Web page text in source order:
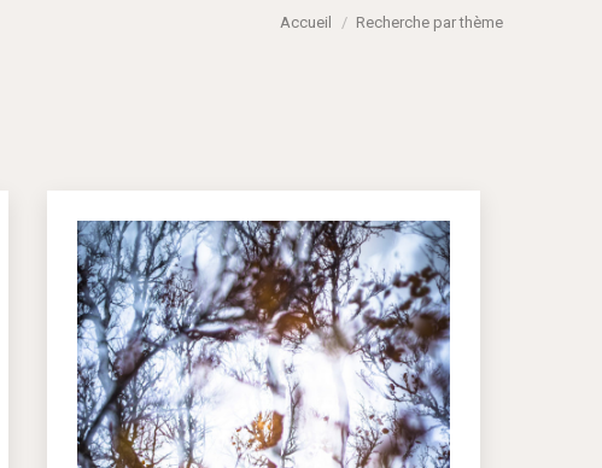
Vous êtes ici :
Accueil Recherche par thème